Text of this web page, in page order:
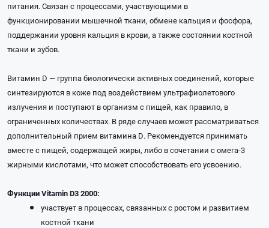
питания. Связан с процессами, участвующими в
функционировании мышечной ткани, обмене кальция и фосфора,
поддержании уровня кальция в крови, а также состоянии костной
ткани и зубов.
Витамин D — группа биологически активных соединений, которые
синтезируются в коже под воздействием ультрафиолетового
излучения и поступают в организм с пищей, как правило, в
ограниченных количествах. В ряде случаев может рассматриваться
дополнительный прием витамина D. Рекомендуется принимать
вместе с пищей, содержащей жиры, либо в сочетании с омега-3
жирными кислотами, что может способствовать его усвоению.
Функции Vitamin D3 2000:
участвует в процессах, связанных с ростом и развитием
костной ткани